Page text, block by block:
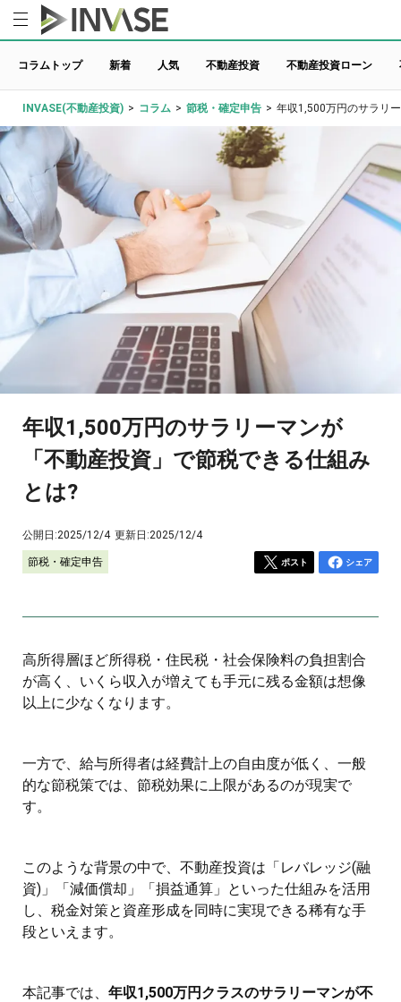
コラムトップ 新着 人気 不動産投資 不動産投資ローン
INVASE(不動産投資) > コラム > 節税・確定申告 > 年収1,500万円のサラリ
年収1,500万円のサラリーマンが
「不動産投資」で節税できる仕組み
とは?
公開日:2025/12/4 更新日:2025/12/4
節税・確定申告 ポスト シェア
高所得層ほど所得税・住民税・社会保険料の負担割合
が高く、いくら収入が増えても手元に残る金額は想像
以上に少なくなります。
一方で、給与所得者は経費計上の自由度が低く、一般
的な節税策では、節税効果に上限があるのが現実で
す。
このような背景の中で、不動産投資は「レバレッジ(融
資)」「減価償却」「損益通算」といった仕組みを活用
し、税金対策と資産形成を同時に実現できる稀有な手
段といえます。
本記事では、 年収1,500万円クラスのサラリーマンが不